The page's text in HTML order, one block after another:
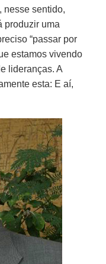
nesse sentido,
produzir uma
“passar por
estamos vivendo
lideranças. A
esta: E aí,